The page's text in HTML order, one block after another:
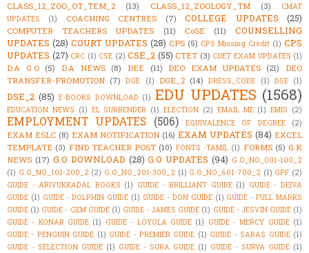
CLASS_12_ZOO_OT_TEM_2
(13) CLASS_12_ZOOLOGY_TM (3)
CMAT
UPDATES
(1) COACHING CENTRES (7) COLLEGE UPDATES (25)
COMPUTER TEACHERS UPDATES (11) CoSE (11)
COUNSELLING
UPDATES (28) COURT UPDATES (28) CPS (5) CPS Missing Credit (1) CPS
UPDATES (27) CRC (1) CSE (2) CSE_2 (55) CTET (3) CUET EXAM UPDATES (1)
D.A G.O (5) D.A NEWS (8) DEE (11) DEO EXAM UPDATES (21)
DEO
TRANSFER-PROMOTION (7) DGE (1) DGE_2 (14) DRESS_CODE (1) DSE (1)
DSE_2 (85) E-BOOKS DOWNLOAD (1) EDU UPDATES (1568)
EDUCATION NEWS (1) EL SURRENDER (1) ELECTION (2) EMAIL ME (1) EMIS (2)
EMPLOYMENT UPDATES (506) EQUIVALENCE OF DEGREE (2)
EXAM ESLC (8) EXAM NOTIFICATION (16) EXAM UPDATES (84) EXCEL
TEMPLATE (3) FIND TEACHER POST (10) FONTS -TAMIL (1) FORMS (5) G.K
NEWS (17) G.O DOWNLOAD (28) G.O UPDATES (94) G.O_NO_001-100_2
(1) G.O_NO_101-200_2 (2) G.O_NO_201-300_2 (1) G.O_NO_601-700_2 (1) GPF (2)
GUIDE - ARIVUKKADAL BOOKS (1) GUIDE - BRILLIANT GUIDE (1) GUIDE - DEIVA
GUIDE (1) GUIDE - DOLPHIN GUIDE (1) GUIDE - DON GUIDE (1) GUIDE - FULL MARKS
GUIDE (1) GUIDE - GEM GUIDE (1) GUIDE - JAMES GUIDE (1) GUIDE - JESVIN GUIDE (1)
GUIDE - KONAR GUIDE (1) GUIDE - LOYOLA GUIDE (1) GUIDE - MERCY GUIDE (1)
GUIDE - PENGUIN GUIDE (1) GUIDE - PREMIER GUIDE (1) GUIDE - SARAS GUIDE (1)
GUIDE - SELECTION GUIDE (1) GUIDE - SURA GUIDE (1) GUIDE - SURYA GUIDE (1)